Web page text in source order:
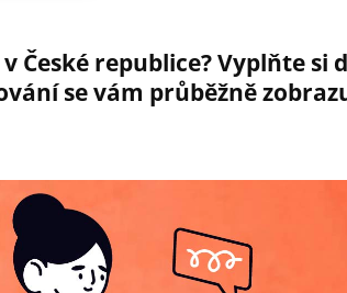
České republice? Vyplňte
se vám průběžně